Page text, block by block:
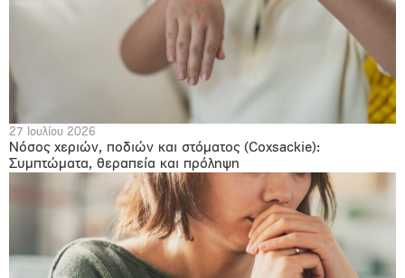
27 Ιουλίου 2026
Νόσος χεριών, ποδιών και στόματος (Coxsackie):
Συμπτώματα, θεραπεία και πρόληψη